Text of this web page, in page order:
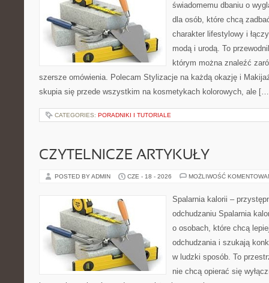
świadomemu dbaniu o
dla osób, które chcą
charakter lifestylowy i
modą i urodą. To
którym można znaleźć
szersze omówienia. Polecam Stylizacje na każdą okazję i
skupia się przede wszystkim na kosmetykach kolorowych, ale
CATEGORIES: PORADNIKI I TUTORIALE
CZYTELNICZE ARTYKUŁY
POSTED BY ADMIN CZE - 18 - 2026 MOŻLIWOŚĆ
Spalarnia kalorii –
odchudzaniu Spalarnia
o osobach, które chcą
odchudzania i szukają
w ludzki sposób. To
nie chcą opierać się